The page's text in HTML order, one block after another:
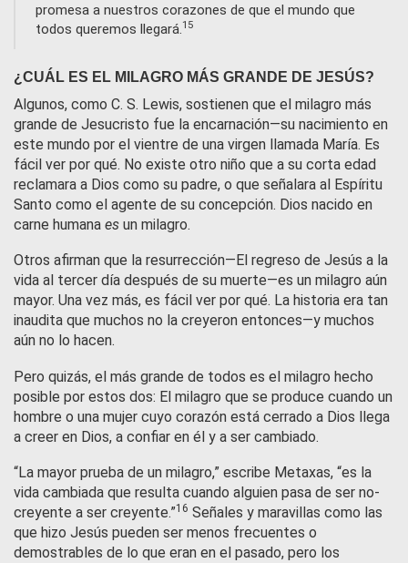
promesa a nuestros corazones de que el mundo que
todos queremos llegará.15
¿CUÁL ES EL MILAGRO MÁS GRANDE DE JESÚS?
Algunos, como C. S. Lewis, sostienen que el milagro más
grande de Jesucristo fue la encarnación—su nacimiento en
este mundo por el vientre de una virgen llamada María. Es
fácil ver por qué. No existe otro niño que a su corta edad
reclamara a Dios como su padre, o que señalara al Espíritu
Santo como el agente de su concepción. Dios nacido en
carne humana es un milagro.
Otros afirman que la resurrección—El regreso de Jesús a la
vida al tercer día después de su muerte—es un milagro aún
mayor. Una vez más, es fácil ver por qué. La historia era tan
inaudita que muchos no la creyeron entonces—y muchos
aún no lo hacen.
Pero quizás, el más grande de todos es el milagro hecho
posible por estos dos: El milagro que se produce cuando un
hombre o una mujer cuyo corazón está cerrado a Dios llega
a creer en Dios, a confiar en él y a ser cambiado.
“La mayor prueba de un milagro,” escribe Metaxas, “es la
vida cambiada que resulta cuando alguien pasa de ser no-
creyente a ser creyente.”16 Señales y maravillas como las
que hizo Jesús pueden ser menos frecuentes o
demostrables de lo que eran en el pasado, pero los